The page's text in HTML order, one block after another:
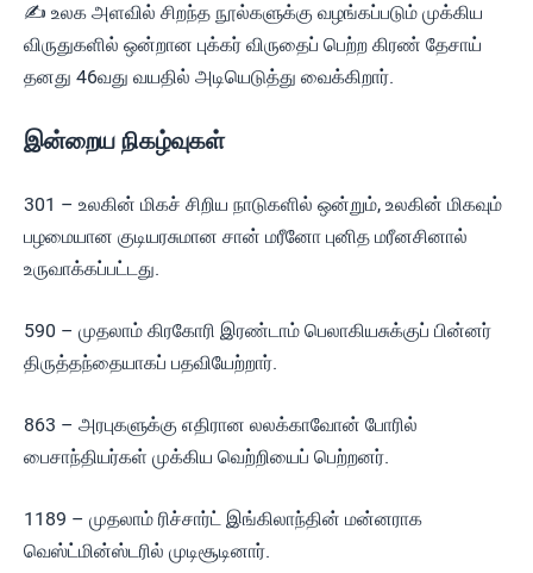
✍ உலக அளவில் சிறந்த நூல்களுக்கு வழங்கப்படும் முக்கிய
விருதுகளில் ஒன்றான புக்கர் விருதைப் பெற்ற கிரண் தேசாய்
தனது 46வது வயதில் அடியெடுத்து வைக்கிறார்.
இன்றைய நிகழ்வுகள்
301 – உலகின் மிகச் சிறிய நாடுகளில் ஒன்றும், உலகின் மிகவும்
பழமையான குடியரசுமான சான் மரீனோ புனித மரீனசினால்
உருவாக்கப்பட்டது.
590 – முதலாம் கிரகோரி இரண்டாம் பெலாகியசுக்குப் பின்னர்
திருத்தந்தையாகப் பதவியேற்றார்.
863 – அரபுகளுக்கு எதிரான லலக்காவோன் போரில்
பைசாந்தியர்கள் முக்கிய வெற்றியைப் பெற்றனர்.
1189 – முதலாம் ரிச்சார்ட் இங்கிலாந்தின் மன்னராக
வெஸ்ட்மின்ஸ்டரில் முடிசூடினார்.